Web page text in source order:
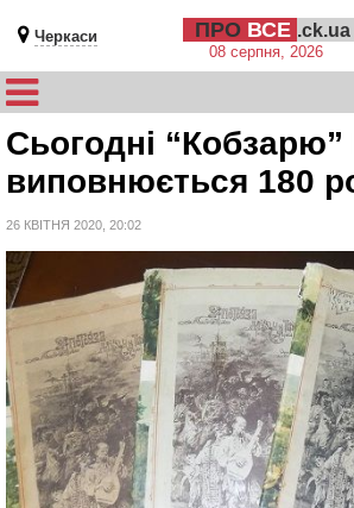
Черкаси ПРО ВСЕ .ck.ua
08 серпня, 2026
Сьогодні
виповнюється 180
26 КВІТНЯ 2020, 20:02